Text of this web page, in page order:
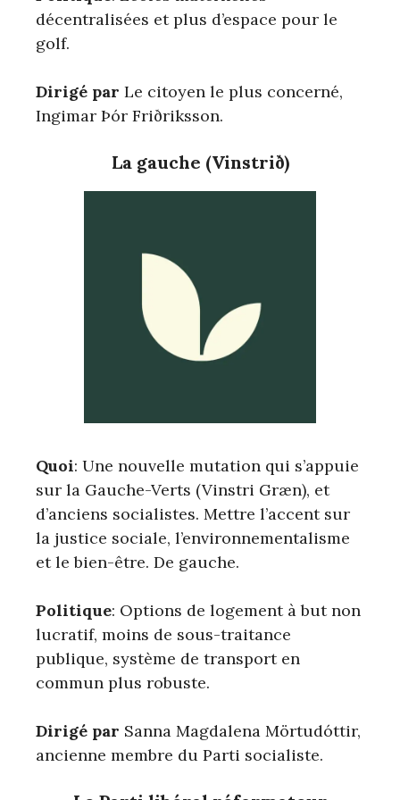
décentralisées et plus d’espace pour le
golf.
Dirigé par Le citoyen le plus concerné,
Ingimar Þór Friðriksson.
La gauche (Vinstrið)
Quoi: Une nouvelle mutation qui s’appuie
sur la Gauche-Verts (Vinstri Græn), et
d’anciens socialistes. Mettre l’accent sur
la justice sociale, l’environnementalisme
et le bien-être. De gauche.
Politique: Options de logement à but non
lucratif, moins de sous-traitance
publique, système de transport en
commun plus robuste.
Dirigé par Sanna Magdalena Mörtudóttir,
ancienne membre du Parti socialiste.